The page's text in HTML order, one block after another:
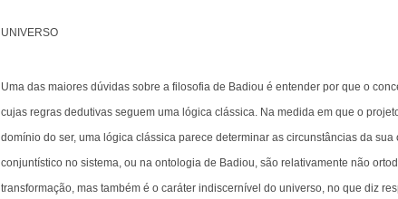
UNIVERSO
Uma das maiores dúvidas sobre a filosofia de Badiou é entender por que o
cujas regras dedutivas seguem uma lógica clássica. Na medida em que o
domínio do ser, uma lógica clássica parece determinar as circunstâncias da
conjuntístico no sistema, ou na ontologia de Badiou, são relativamente não
transformação, mas também é o caráter indiscernível do universo, no que diz